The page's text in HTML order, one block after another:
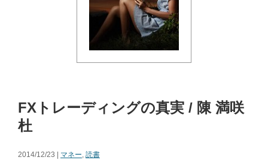
FXトレーディングの真実 / 陳 満咲
杜
2014/12/23 | マネー, 読書